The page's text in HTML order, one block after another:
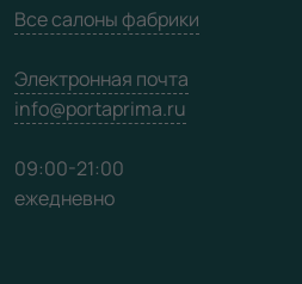
Все салоны фабрики
Электронная почта
info@portaprima.ru
09:00-21:00
ежедневно